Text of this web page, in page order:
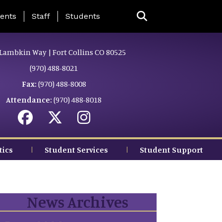
Page Menu
Staff Students
Way | Fort Collins CO 80525
(970) 488-8021
Fax: (970) 488-8008
Attendance: (970) 488-8018
Student Services Student Support
News Archives